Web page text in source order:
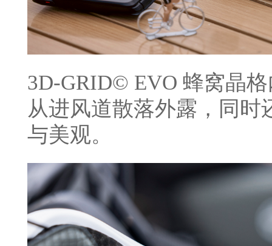
3D-GRID© EVO 蜂窝晶
从进风道散落外露，同
与美观。